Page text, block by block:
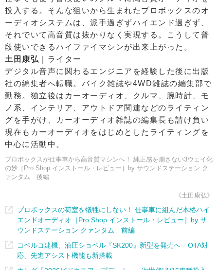
投入する。そんな狙いから生まれたプロボックスのオ
ーディオシステムは、派手過ぎずハイエンド過ぎず、
それでいて高音質は抜かりなく実現する。こうして普
段使いできるハイファイマシンが出来上がった。
土田康弘 ｜ライター
デジタル音声に関わるエンジニアを経験した後に出版
社の編集者へ転職。バイク雑誌や4WD雑誌の編集部で
勤務。独立後はカーオーディオ、クルマ、腕時計、モ
ノ系、インテリア、アウトドア関連などのライティン
グを手がけ、カーオーディオ雑誌の編集長も請け負い
現在もカーオーディオをはじめとしたライティングを
中心に活動中。
プロボックスが仕事車から高音質マシンへ！ 純正感を崩さない3ウェイ化
の妙［Pro Shop インストール・レビュー］by サウンドステーション ク
ァンタム 後編
《土田康弘》
プロボックスの荷室を犠牲にしない！ 仕事車に組んだ本格ハイ
エンドオーディオ［Pro Shop インストール・レビュー］by サ
ウンドステーション クァンタム 前編
コベルコ建機、油圧ショベル『SK200』新型を発売へ---OTA対
応、先進アシスト機能も新搭載